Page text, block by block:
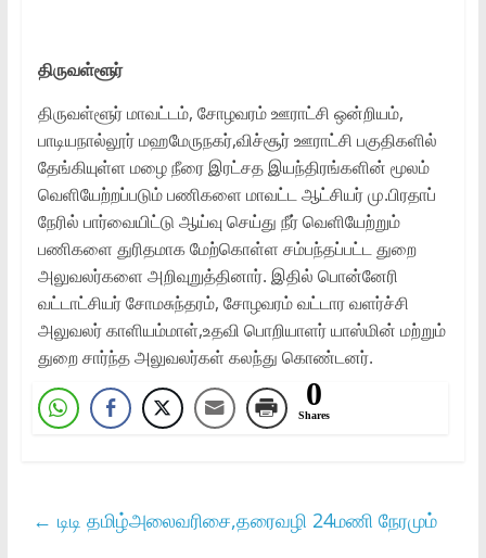
திருவள்ளூர்
திருவள்ளூர் மாவட்டம், சோழவரம் ஊராட்சி ஒன்றியம்,
பாடியநால்லூர் மஹமேருநகர்,விச்சூர் ஊராட்சி பகுதிகளில்
தேங்கியுள்ள மழை நீரை இரட்சத இயந்திரங்களின் மூலம்
வெளியேற்றப்படும் பணிகளை மாவட்ட ஆட்சியர் மு.பிரதாப்
நேரில் பார்வையிட்டு ஆய்வு செய்து நீர் வெளியேற்றும்
பணிகளை துரிதமாக மேற்கொள்ள சம்பந்தப்பட்ட துறை
அலுவலர்களை அறிவுறுத்தினார். இதில் பொன்னேரி
வட்டாட்சியர் சோமசுந்தரம், சோழவரம் வட்டார வளர்ச்சி
அலுவலர் காளியம்மாள்,உதவி பொறியாளர் யாஸ்மின் மற்றும்
துறை சார்ந்த அலுவலர்கள் கலந்து கொண்டனர்.
0
Shares
← டிடி தமிழ்அலைவரிசை,தரைவழி 24மணி நேரமும்